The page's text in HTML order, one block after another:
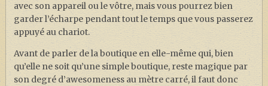
avec son appareil ou le vôtre, mais vous pourrez bien
garder l’écharpe pendant tout le temps que vous passerez
appuyé au chariot.
Avant de parler de la boutique en elle-même qui, bien
qu’elle ne soit qu’une simple boutique, reste magique par
son degré d’awesomeness au mètre carré, il faut donc